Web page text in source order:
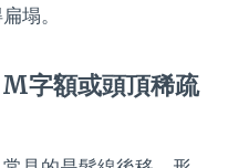
塌。
字額或頭頂稀疏